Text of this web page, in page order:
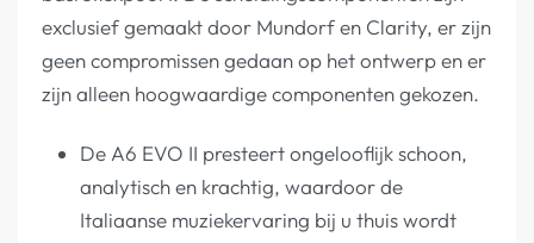
exclusief gemaakt door Mundorf en Clarity, er zijn
geen compromissen gedaan op het ontwerp en er
zijn alleen hoogwaardige componenten gekozen.
De A6 EVO II presteert ongelooflijk schoon,
analytisch en krachtig, waardoor de
Italiaanse muziekervaring bij u thuis wordt